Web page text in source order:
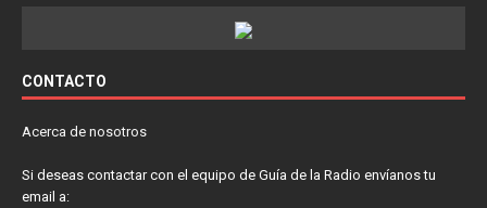
CONTACTO
Acerca de nosotros
Si deseas contactar con el equipo de Guía de la Radio envíanos tu
email a: